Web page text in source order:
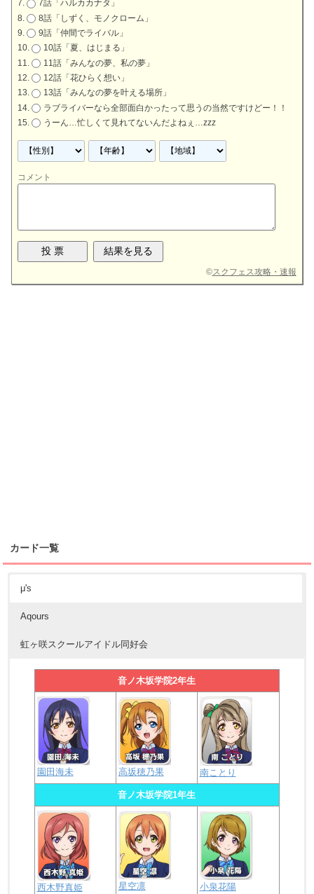
7話「ハルカカナタ」
8話「しずく、モノクローム」
9話「仲間でライバル」
10話「夏、はじまる」
11話「みんなの夢、私の夢」
12話「花ひらく想い」
13話「みんなの夢を叶える場所」
ラブライバーなら全部面白かったって思うの当然ですけどー！！
うーん…忙しくて見れてないんだよねぇ…zzz
コメント
©スクフェス攻略・速報
カード一覧
μ's
Aqours
虹ヶ咲スクールアイドル同好会
音ノ木坂学院2年生
園田海未 高坂穂乃果 南ことり
音ノ木坂学院1年生
西木野真姫 星空凛 小泉花陽